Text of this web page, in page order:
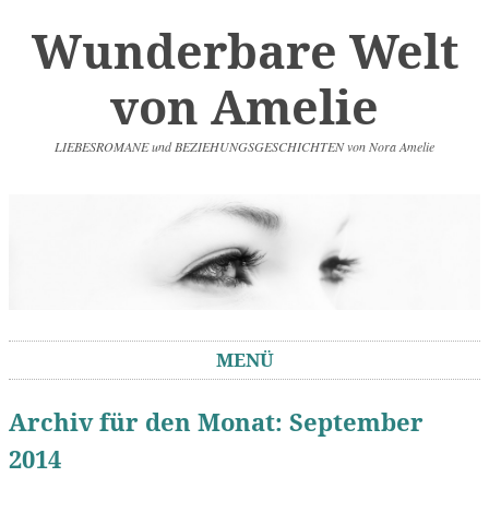
Wunderbare Welt
von Amelie
LIEBESROMANE und BEZIEHUNGSGESCHICHTEN von Nora Amelie
MENÜ
Archiv für den Monat: September
2014